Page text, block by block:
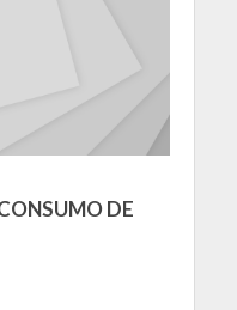
DE